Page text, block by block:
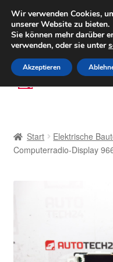
(800) 500
Zur
Navigation
Zum
Inhalt
AGB
Datenschutz-
Start Elektrische
Computerradio-Display
Wir verwenden Cookies,
unserer Website zu bieten.
Sie können mehr darüber
verwenden, oder sie unter
Akzeptieren